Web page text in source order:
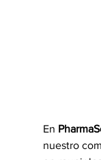
En
nuestro